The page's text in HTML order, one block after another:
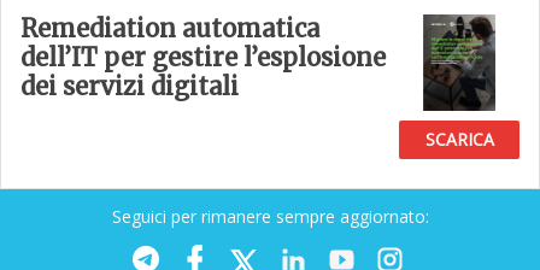
Remediation automatica
dell’IT per gestire l’esplosione
dei servizi digitali
SCARICA
Seguici per rimanere sempre aggiornato: